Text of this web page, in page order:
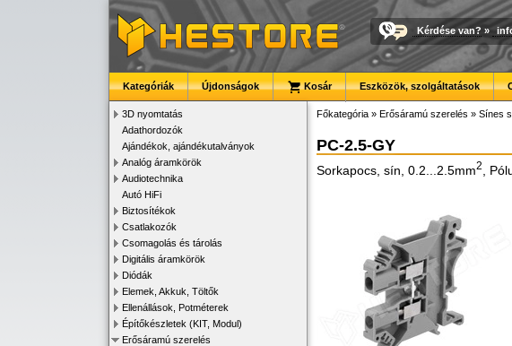
Kérdése van? »
Kategóriák Újdonságok Kosár Eszközök, szolgáltatások
3D nyomtatás
Adathordozók
Ajándékok, ajándékutalványok
Analóg áramkörök
Audiotechnika
Autó HiFi
Biztosítékok
Csatlakozók
Csomagolás és tárolás
Digitális áramkörök
Diódák
Elemek, Akkuk, Töltők
Ellenállások, Potméterek
Építőkészletek (KIT, Modul)
Erősáramú szerelés
Főkategória » Erősáramú szerelés » Sínes
PC-2.5-GY
Sorkapocs, sín, 0.2...2.5mm2 ,